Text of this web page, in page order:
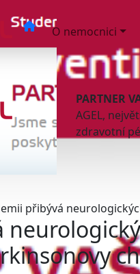
O nemocnici
PARTNER
AGEL,
zdravotní
přibývá